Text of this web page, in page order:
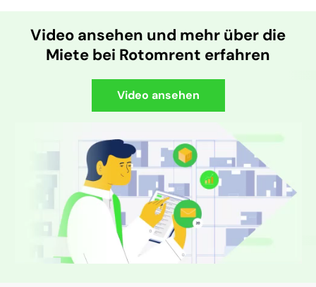
Video ansehen und mehr über die
Miete bei Rotomrent erfahren
Video ansehen